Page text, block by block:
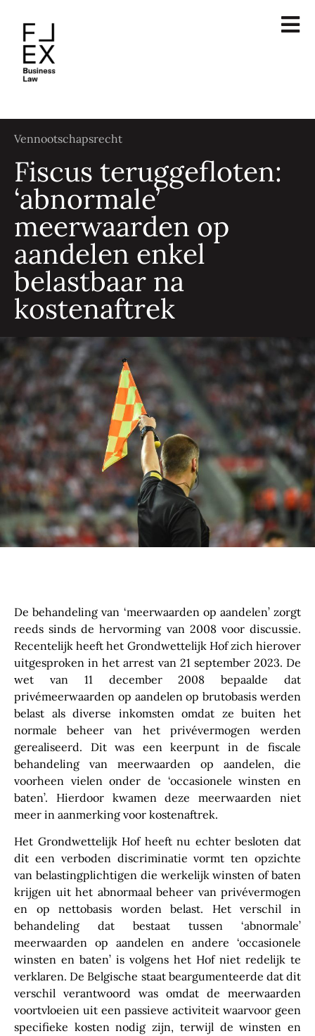
Vennootschapsrecht
Fiscus teruggefloten:
‘abnormale’
meerwaarden op
aandelen enkel
belastbaar na
kostenaftrek
De behandeling van ‘meerwaarden op aandelen’ zorgt
reeds sinds de hervorming van 2008 voor discussie.
Recentelijk heeft het Grondwettelijk Hof zich hierover
uitgesproken in het arrest van 21 september 2023. De
wet van 11 december 2008 bepaalde dat
privémeerwaarden op aandelen op brutobasis werden
belast als diverse inkomsten omdat ze buiten het
normale beheer van het privévermogen werden
gerealiseerd. Dit was een keerpunt in de fiscale
behandeling van meerwaarden op aandelen, die
voorheen vielen onder de ‘occasionele winsten en
baten’. Hierdoor kwamen deze meerwaarden niet
meer in aanmerking voor kostenaftrek.
Het Grondwettelijk Hof heeft nu echter besloten dat
dit een verboden discriminatie vormt ten opzichte
van belastingplichtigen die werkelijk winsten of baten
krijgen uit het abnormaal beheer van privévermogen
en op nettobasis worden belast. Het verschil in
behandeling dat bestaat tussen ‘abnormale’
meerwaarden op aandelen en andere ‘occasionele
winsten en baten’ is volgens het Hof niet redelijk te
verklaren. De Belgische staat beargumenteerde dat dit
verschil verantwoord was omdat de meerwaarden
voortvloeien uit een passieve activiteit waarvoor geen
specifieke kosten nodig zijn, terwijl de winsten en